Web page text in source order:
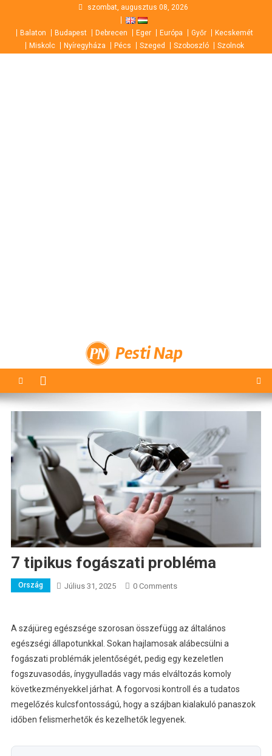
content
szombat, augusztus 08, 2026
Balaton Budapest Debrecen Eger Európa Győr
Kecskemét
Miskolc
Nyíregyháza Pécs Szeged Szoboszló Szolnok
Pesti Nap
7 tipikus fogászati probléma
Ország Július 31, 2025 0 Comments
A szájüreg egészsége szorosan összefügg az általános
egészségi állapotunkkal. Sokan hajlamosak alábecsülni a
fogászati problémák jelentőségét, pedig egy kezeletlen
fogszuvasodás, ínygyulladás vagy más elváltozás komoly
következményekkel járhat. A fogorvosi kontroll és a tudatos
megelőzés kulcsfontosságú, hogy a szájban kialakuló panaszok
időben felismerhetők és kezelhetők legyenek.